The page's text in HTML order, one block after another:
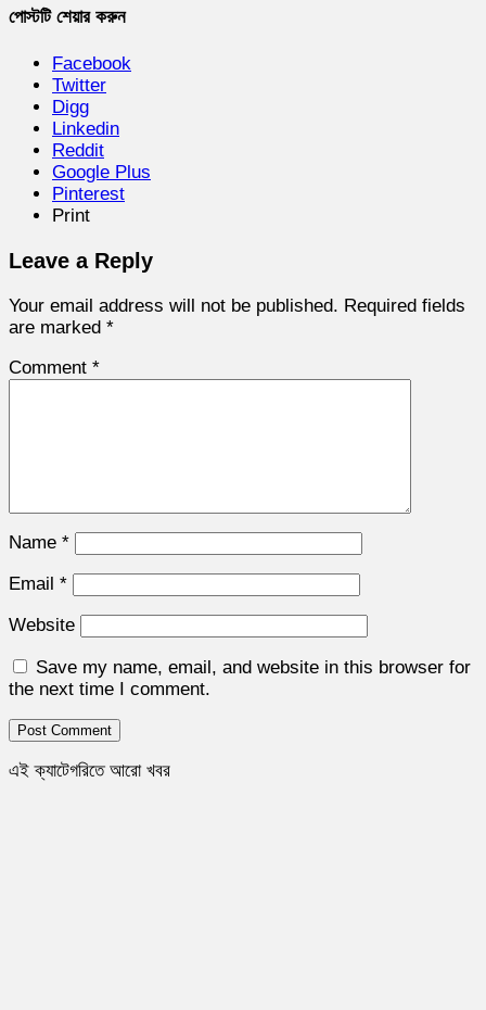
পোস্টটি শেয়ার করুন
Facebook
Twitter
Digg
Linkedin
Reddit
Google Plus
Pinterest
Print
Leave a Reply
Your email address will not be published. Required fields
are marked *
Comment *
Name *
Email *
Website
Save my name, email, and website in this browser for
the next time I comment.
এই ক্যাটেগরিতে আরো খবর